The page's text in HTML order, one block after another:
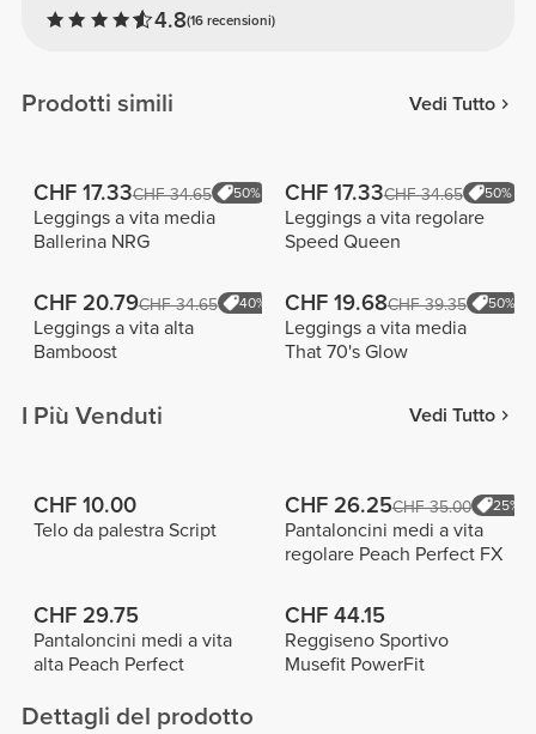
4.8(16 recensioni)
Prodotti simili Vedi Tutto
CHF 17.33CHF 34.65 50%
Leggings a vita media
Ballerina NRG
CHF 17.33CHF 34.65 50%
Leggings a vita regolare
Speed Queen
CHF 20.79CHF 34.65 40%
Leggings a vita alta
Bamboost
CHF 19.68CHF 39.35 50%
Leggings a vita media
That 70's Glow
I Più Venduti Vedi Tutto
CHF 10.00
Telo da palestra Script
CHF 26.25CHF 35.00 25%
Pantaloncini medi a vita
regolare Peach Perfect FX
CHF 29.75
Pantaloncini medi a vita
alta Peach Perfect
CHF 44.15
Reggiseno Sportivo
Musefit PowerFit
Dettagli del prodotto